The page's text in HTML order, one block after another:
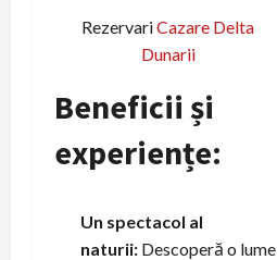
RezervariCazare Delta
Dunarii
Beneficii și
experiențe:
Un spectacol al
naturii: Descoperă o lume